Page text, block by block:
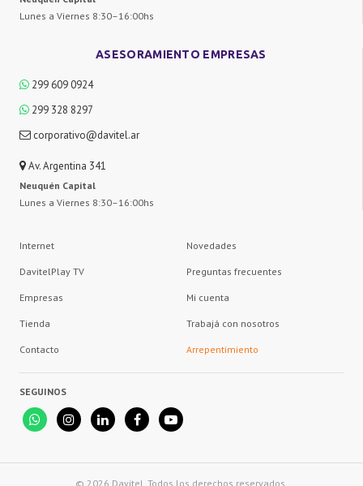
Lunes a Viernes 8:30–16:00hs
ASESORAMIENTO EMPRESAS
299 609 0924
299 328 8297
corporativo@davitel.ar
Av. Argentina 341
Neuquén Capital
Lunes a Viernes 8:30–16:00hs
Internet
DavitelPlay TV
Empresas
Tienda
Contacto
Novedades
Preguntas frecuentes
Mi cuenta
Trabajá con nosotros
Arrepentimiento
SEGUINOS
© 2026 Davitel. Todos los derechos reservados.